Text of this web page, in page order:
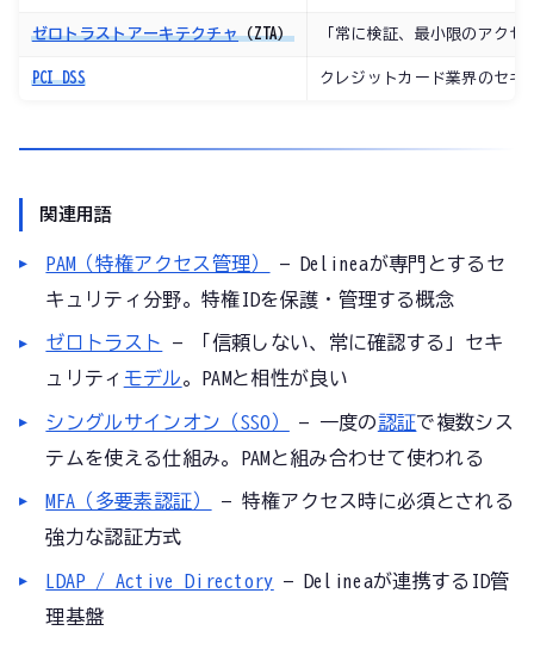
ゼロトラストアーキテクチャ（ZTA） 「常に検証、最小限のアクセ
PCI DSS クレジットカード業界のセキ
関連用語
PAM（特権アクセス管理）
— Delineaが専門とするセ
キュリティ分野。特権IDを保護・管理する概念
ゼロトラスト
— 「信頼しない、常に確認する」セキ
ュリティ モデル。PAMと相性が良い
シングルサインオン（SSO） — 一度の認証で複数シス
テムを使える仕組み。PAMと組み合わせて使われる
MFA（多要素認証）
— 特権アクセス時に必須とされる
強力な認証方式
LDAP / Active Directory — Delineaが連携するID管
理基盤